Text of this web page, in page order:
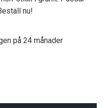
kr.
nu!
på 24 månader